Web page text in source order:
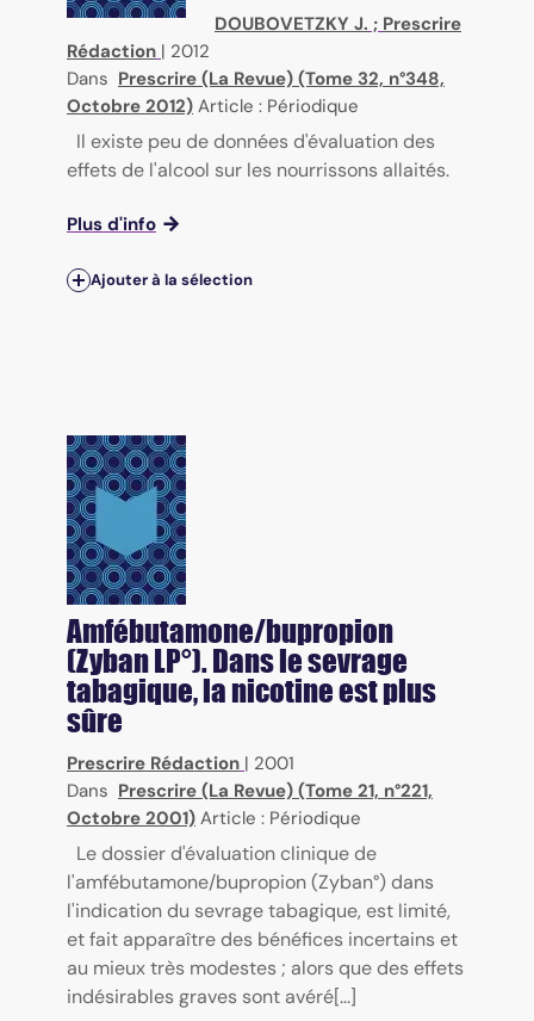
DOUBOVETZKY J. ; Prescrire
Rédaction | 2012
Dans Prescrire (La Revue) (Tome 32, n°348,
Octobre 2012) Article : Périodique
Il existe peu de données d'évaluation des
effets de l'alcool sur les nourrissons allaités.
Plus d'info
Ajouter à la sélection
Amfébutamone/bupropion
(Zyban LP°). Dans le sevrage
tabagique, la nicotine est plus
sûre
Prescrire Rédaction | 2001
Dans Prescrire (La Revue) (Tome 21, n°221,
Octobre 2001) Article : Périodique
Le dossier d'évaluation clinique de
l'amfébutamone/bupropion (Zyban°) dans
l'indication du sevrage tabagique, est limité,
et fait apparaître des bénéfices incertains et
au mieux très modestes ; alors que des effets
indésirables graves sont avéré[...]